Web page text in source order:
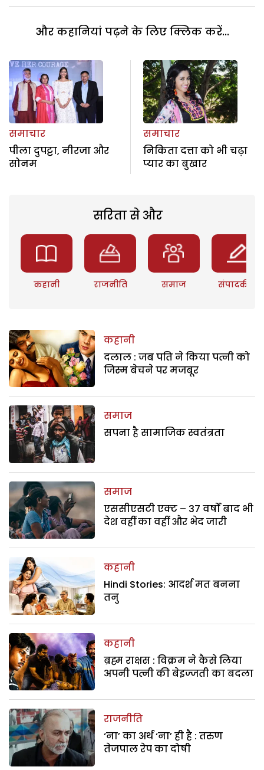
और कहानियां पढ़ने के लिए क्लिक करें...
समाचार
पीला दुपट्टा, नीरजा और
सोनम
समाचार
निकिता दत्ता को भी चढ़ा
प्यार का बुखार
सरिता से और
कहानी राजनीति समाज संपादकीय
कहानी
दलाल : जब पति ने किया पत्नी को
जिस्म बेचने पर मजबूर
समाज
सपना है सामाजिक स्वतंत्रता
समाज
एससीएसटी एक्ट – 37 वर्षों बाद भी
देश वहीं का वहीं और भेद जारी
कहानी
Hindi Stories: आदर्श मत बनना
तनु
कहानी
ब्रह्म राक्षस : विक्रम ने कैसे लिया
अपनी पत्नी की बेइज्जती का बदला
राजनीति
‘ना’ का अर्थ ‘ना’ ही है : तरुण
तेजपाल रेप का दोषी